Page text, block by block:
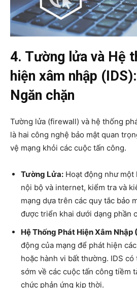
4. Tường lửa và Hệ
hiện xâm nhập
Ngăn chặn
Tường lửa (firewall) và hệ thống
là hai công nghệ bảo mật quan
vệ mạng khỏi các cuộc tấn công.
Tường Lửa: Hoạt động như một
nội bộ và internet, kiểm tra và
mạng dựa trên các quy tắc bảo
được triển khai dưới dạng phần
Hệ Thống Phát Hiện Xâm Nhập
động của mạng để phát hiện
hoặc hành vi bất thường. IDS có
sớm về các cuộc tấn công tiềm
chức phản ứng kịp thời.